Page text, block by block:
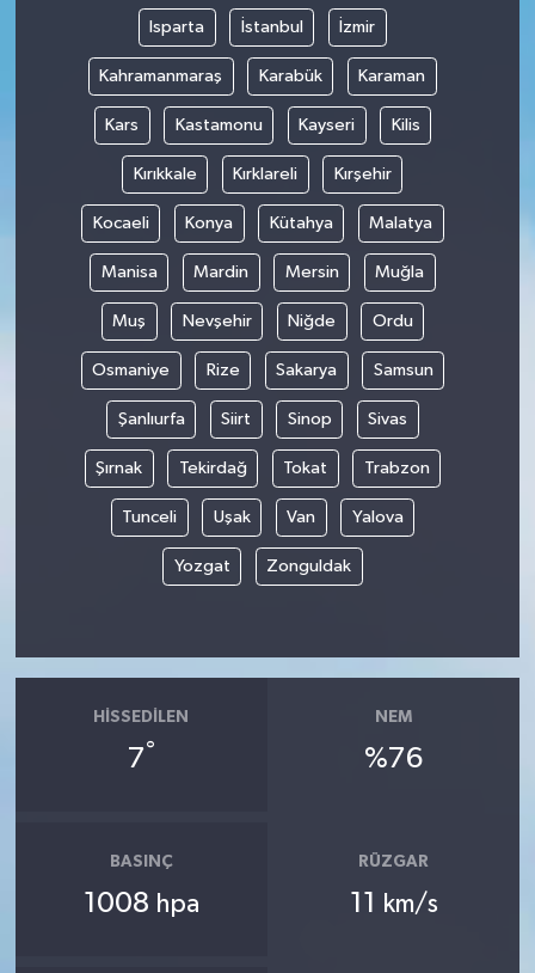
Isparta İstanbul İzmir
Kahramanmaraş Karabük Karaman
Kars Kastamonu Kayseri Kilis
Kırıkkale Kırklareli Kırşehir
Kocaeli Konya Kütahya Malatya
Manisa Mardin Mersin Muğla
Muş Nevşehir Niğde Ordu
Osmaniye Rize Sakarya Samsun
Şanlıurfa Siirt Sinop Sivas
Şırnak Tekirdağ Tokat Trabzon
Tunceli Uşak Van Yalova
Yozgat Zonguldak
HISSEDILEN
7°
NEM
%76
BASINÇ
1008 hpa
RÜZGAR
11 km/s